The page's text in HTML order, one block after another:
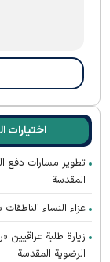
اختيارات
تطوير مسارات دفع
المقدسة
عزاء النساء
زيارة طلبة عراقيين
الرضوية المقدسة